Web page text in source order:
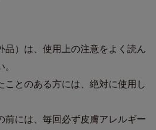
）は、使用上の注意をよく読ん
とのある方には、絶対に使用し
には、毎回必ず皮膚アレルギー